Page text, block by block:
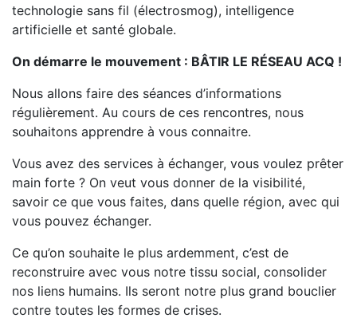
technologie sans fil (électrosmog), intelligence
artificielle et santé globale.
On démarre le mouvement : BÂTIR LE RÉSEAU ACQ !
Nous allons faire des séances d’informations
régulièrement. Au cours de ces rencontres, nous
souhaitons apprendre à vous connaitre.
Vous avez des services à échanger, vous voulez prêter
main forte ? On veut vous donner de la visibilité,
savoir ce que vous faites, dans quelle région, avec qui
vous pouvez échanger.
Ce qu’on souhaite le plus ardemment, c’est de
reconstruire avec vous notre tissu social, consolider
nos liens humains. Ils seront notre plus grand bouclier
contre toutes les formes de crises.